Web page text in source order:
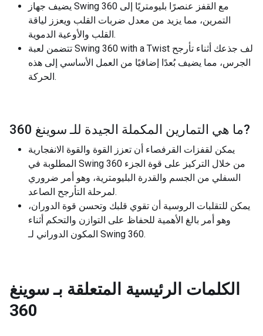
يضيف جهاز Swing 360 مع القفز عنصرًا بليومتريًا إلى
التمرين، مما يزيد من معدل ضربات القلب ويعزز لياقة
القلب والأوعية الدموية.
تتضمن لعبة Swing 360 with a Twist لف جذعك أثناء تأرجح
الجرس، مما يضيف بُعدًا إضافيًا من العمل الأساسي إلى هذه
الحركة.
ما هي التمارين المكملة الجيدة للـ سوينغ 360 ?
يمكن لقفزات القرفصاء أن تعزز القوة والقوة الانفجارية
المطلوبة في Swing 360 من خلال التركيز على قوة الجزء
السفلي من الجسم والقدرة البليومترية، وهو أمر ضروري
لمرحلة التأرجح الصاعد.
يمكن للتقلبات الروسية أن تقوي قلبك وتحسن قوة الدوران،
وهو أمر بالغ الأهمية للحفاظ على التوازن والتحكم أثناء
المكون الدوراني لـ Swing 360.
الكلمات الرئيسية المتعلقة بـ سوينغ
360